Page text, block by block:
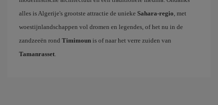
alles is Algerije's grootste attractie de unieke Sahara-regio , met
woestijnlandschappen vol dromen en legendes, of het nu in de
zandzeeën rond Timimoun is of naar het verre zuiden van
Tamanrasset